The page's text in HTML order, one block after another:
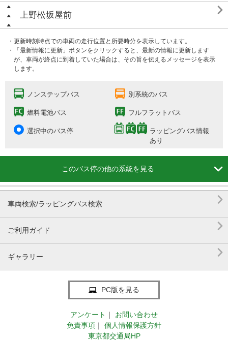
上野松坂屋前 
・更新時刻時点での車両の走行位置と所要時分を表示しています。
・「最新情報に更新」ボタンをクリックすると、最新の情報に更新します
が、車両が終点に到着していた場合は、その旨を伝えるメッセージを表示
します。
ノンステップバス 別系統のバス
燃料電池バス フルフラットバス
選択中のバス停
ラッピングバス情報
あり
このバス停の他の系統を見る 
車両検索/ラッピングバス検索 
ご利用ガイド 
ギャラリー 
PC版を見る
アンケート ｜
お問い合わせ
免責事項 ｜
個人情報保護方針
東京都交通局HP